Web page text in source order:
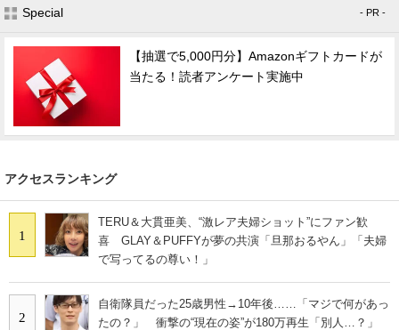
Special - PR -
【抽選で5,000円分】Amazonギフトカードが
当たる！読者アンケート実施中
アクセスランキング
1
TERU＆大貫亜美、“激レア夫婦ショット”にファン歓
喜 GLAY＆PUFFYが夢の共演「旦那おるやん」「夫婦
で写ってるの尊い！」
2
自衛隊員だった25歳男性→10年後……「マジで何があっ
たの？」 衝撃の“現在の姿”が180万再生「別人…？」